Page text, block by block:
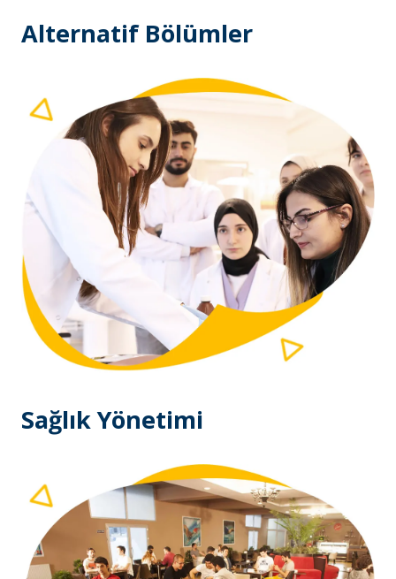
Alternatif Bölümler
Sağlık Yönetimi